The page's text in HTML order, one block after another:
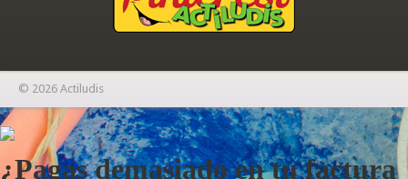
© 2026 Actiludis
×
¿Pagas demasiado en tu factura